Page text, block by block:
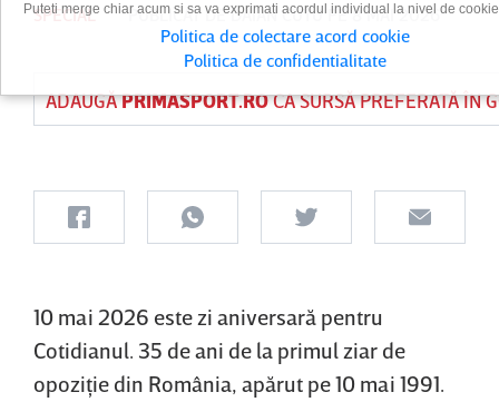
SPECIAL PUBLICAT DEDAIAN CUTUPE 8 MAI 2026
ADAUGĂPRIMASPORT.ROCA SURSĂ PREFERATĂ ÎN
10 mai 2026 este zi aniversară pentru
Cotidianul. 35 de ani de la primul ziar de
opoziţie din România, apărut pe 10 mai 1991.
Puteti merge chiar acum si sa va exprimati acordul individual la nivel de
Politica de colectare acord cookie
Politica de confidentialitate